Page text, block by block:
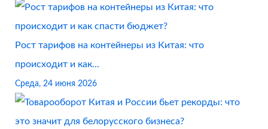
Рост тарифов на контейнеры из Китая: что
происходит и как...
Среда, 24 июня 2026